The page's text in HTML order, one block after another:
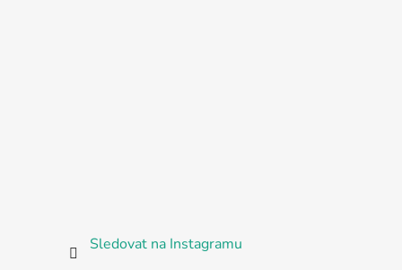
Sledovat na Instagramu